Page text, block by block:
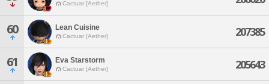
Cactuar [Aether]
60 Lean Cuisine
Cactuar [Aether] 207385
61 Eva Starstorm
Cactuar [Aether] 205643